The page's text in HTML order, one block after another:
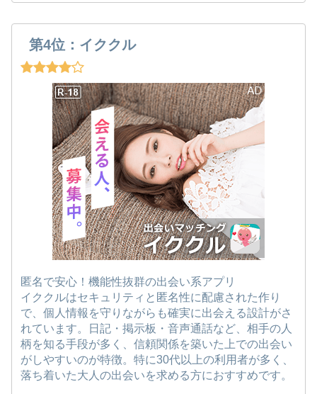
第4位：イククル
匿名で安心！機能性抜群の出会い系アプリ
イククルはセキュリティと匿名性に配慮された作り
で、個人情報を守りながらも確実に出会える設計がさ
れています。日記・掲示板・音声通話など、相手の人
柄を知る手段が多く、信頼関係を築いた上での出会い
がしやすいのが特徴。特に30代以上の利用者が多く、
落ち着いた大人の出会いを求める方におすすめです。